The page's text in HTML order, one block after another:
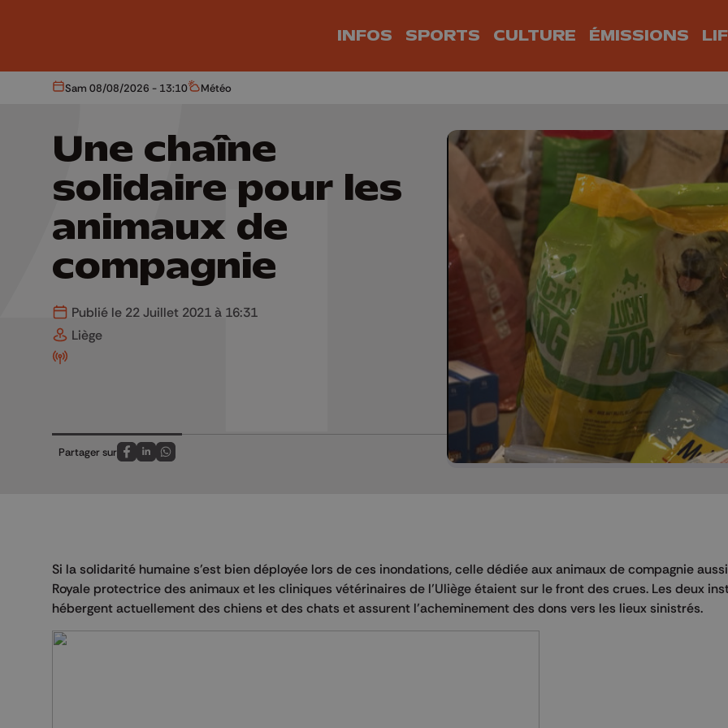
INFOS SPORTS CULTURE ÉMISSIONS
Aujourd'hui
Sam 08/08/2026 - 13:10 Météo
Météo
Une chaîne
solidaire pour les
animaux de
compagnie
Publié le 22 Juillet 2021 à 16:31
Liège
Partager sur
Partagez sur FaceBook
Partagez sur LinkedIn
Partagez sur Whatsapp
Si la solidarité humaine s’est bien déployée lors de ces inondations, celle dédiée aux animaux de compagnie
Royale protectrice des animaux et les cliniques vétérinaires de l’Uliège étaient sur le front des crues. Les deux
hébergent actuellement des chiens et des chats et assurent l’acheminement des dons vers les lieux sinistrés.